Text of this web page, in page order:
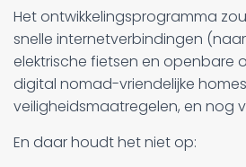
Het ontwikkelingsprogramma
snelle internetverbindingen
elektrische fietsen en openbare
digital nomad-vriendelijke
veiligheidsmaatregelen, en nog
En daar houdt het niet op: